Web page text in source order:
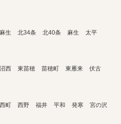
麻生 北34条 北40条 麻生
太平
西 東苗穂 苗穂町 東雁来
伏古
西町 西野 福井 平和 発寒
宮の沢